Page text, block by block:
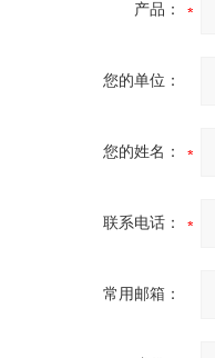
产品：
您的单位：
您的姓名：
联系电话：
常用邮箱：